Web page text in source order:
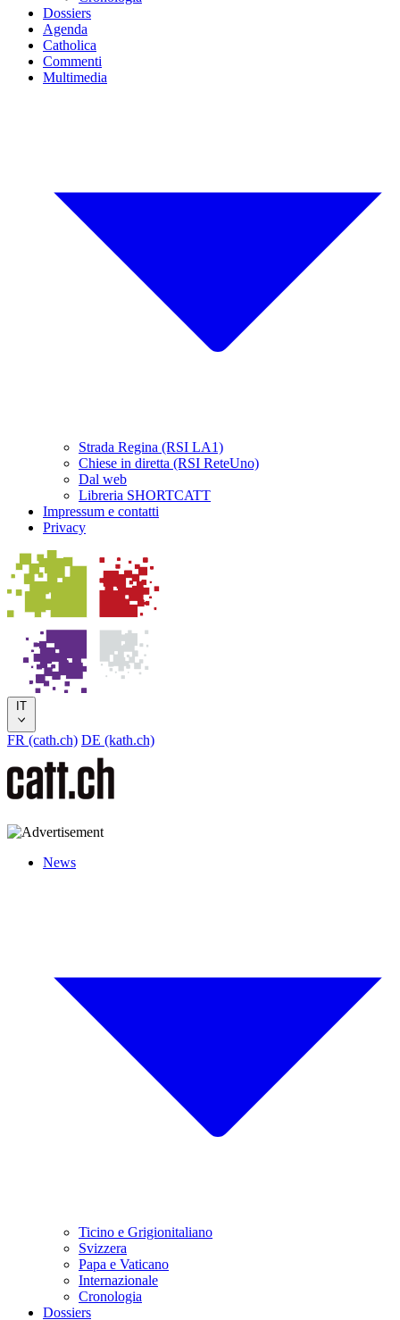
Dossiers
Agenda
Catholica
Commenti
Multimedia
Strada Regina (RSI LA1)
Chiese in diretta (RSI ReteUno)
Dal web
Libreria SHORTCATT
Impressum e contatti
Privacy
IT
FR (cath.ch) DE (kath.ch)
News
Ticino e Grigionitaliano
Svizzera
Papa e Vaticano
Internazionale
Cronologia
Dossiers